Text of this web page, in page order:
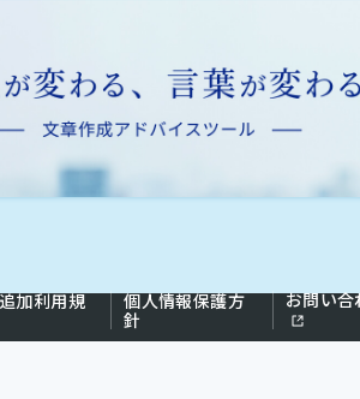
加利用規
個人情報保護方
針
お問い合